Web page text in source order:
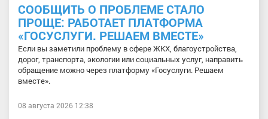
СООБЩИТЬ О ПРОБЛЕМЕ СТАЛО
ПРОЩЕ: РАБОТАЕТ ПЛАТФОРМА
«ГОСУСЛУГИ. РЕШАЕМ ВМЕСТЕ»
Если вы заметили проблему в сфере ЖКХ, благоустройства,
дорог, транспорта, экологии или социальных услуг, направить
обращение можно через платформу «Госуслуги. Решаем
вместе».
08 августа 2026 12:38